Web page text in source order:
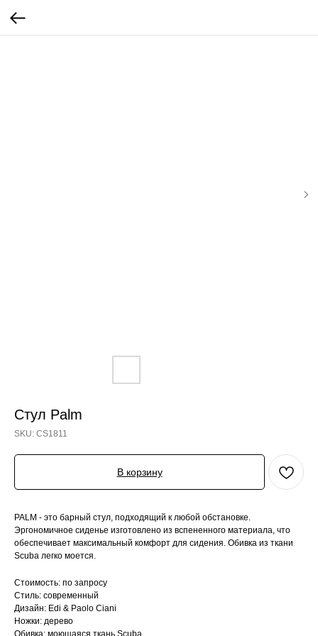
Стул Palm
SKU: CS1811
В корзину
PALM - это барный стул, подходящий к любой обстановке.
Эргономичное сиденье изготовлено из вспененного материала, что
обеспечивает максимальный комфорт для сидения. Обивка из ткани
Scuba легко моется.
Стоимость: по запросу
Стиль: современный
Дизайн: Edi & Paolo Ciani
Ножки: дерево
Обивка: моющаяся ткань Scuba